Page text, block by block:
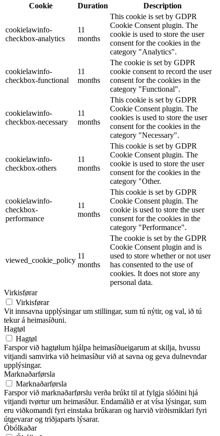
Cookie
Duration Description
cookielawinfo-
checkbox-analytics
11
months
This cookie is set by GDPR
Cookie Consent plugin. The
cookie is used to store the user
consent for the cookies in the
category "Analytics".
cookielawinfo-
checkbox-functional
11
months
The cookie is set by GDPR
cookie consent to record the user
consent for the cookies in the
category "Functional".
cookielawinfo-
checkbox-necessary
11
months
This cookie is set by GDPR
Cookie Consent plugin. The
cookies is used to store the user
consent for the cookies in the
category "Necessary".
cookielawinfo-
checkbox-others
11
months
This cookie is set by GDPR
Cookie Consent plugin. The
cookie is used to store the user
consent for the cookies in the
category "Other.
cookielawinfo-
checkbox-
performance
11
months
This cookie is set by GDPR
Cookie Consent plugin. The
cookie is used to store the user
consent for the cookies in the
category "Performance".
viewed_cookie_policy
11
months
The cookie is set by the GDPR
Cookie Consent plugin and is
used to store whether or not user
has consented to the use of
cookies. It does not store any
personal data.
Virkisførar
Virkisførar
Vit innsavna upplýsingar um stillingar, sum tú nýtir, og val, ið tú
tekur á heimasíðuni.
Hagtøl
Hagtøl
Farspor við hagtølum hjálpa heimasíðueigarum at skilja, hvussu
vitjandi samvirka við heimasíður við at savna og geva dulnevndar
upplýsingar.
Marknaðarførsla
Marknaðarførsla
Farspor við marknaðarførslu verða brúkt til at fylgja slóðini hjá
vitjandi tvørtur um heimasíður. Endamálið er at vísa lýsingar, sum
eru viðkomandi fyri einstaka brúkaran og harvið virðismiklari fyri
útgevarar og triðjaparts lýsarar.
Óbólkaðar